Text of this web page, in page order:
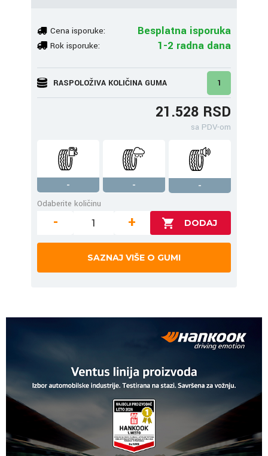
Cena isporuke: Besplatna isporuka
Rok isporuke: 1-2 radna dana
RASPOLOŽIVA KOLIČINA GUMA 1
21.528 RSD
sa PDV-om
- -
-
Odaberite količinu
- +
SAZNAJ VIŠE O GUMI